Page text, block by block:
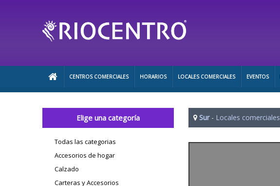
CENTROS COMERCIALES HORARIOS LOCALES COMERCIALES EVENTOS
Elige una categoría
Todas las categorias
Accesorios de hogar
Calzado
Carteras y Accesorios
Sur- Locales comerciales